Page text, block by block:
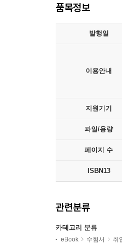
품목정보
발행일
이용안내
지원기기
파일/용량
페이지 수
ISBN13
관련분류
카테고리 분류
eBook 수험서 취